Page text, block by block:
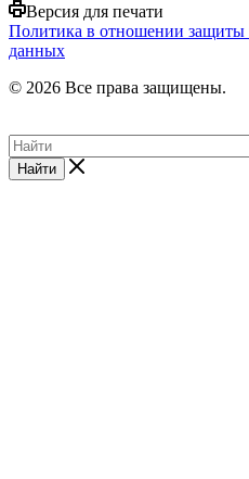
Версия для печати
Политика в отношении защиты
данных
© 2026 Все права защищены.
Найти